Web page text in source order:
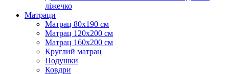
ліжечко
Матраци
Матрац 80х190 см
Матрац 120х200 см
Матрац 160х200 см
Круглий матрац
Подушки
Ковдри